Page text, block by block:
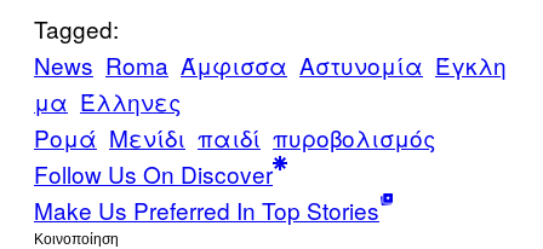
Tagged:
News Roma Άμφισσα Αστυνομία Έγκλη
μα Έλληνες
Ρομά Μενίδι παιδί πυροβολισμός
Follow Us On Discover
Make Us Preferred In Top Stories
Kοινοποίηση